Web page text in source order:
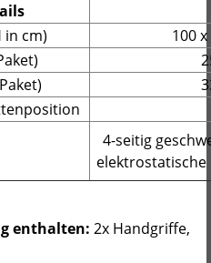
in cm)
100
4-seitig
enthalten: 2x Handgriffe,